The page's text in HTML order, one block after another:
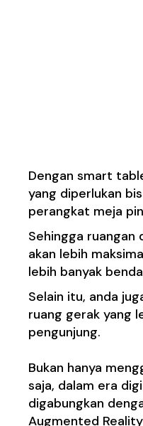
Dengan smart
yang diperlukan
perangkat meja
Sehingga ruangan
akan lebih
lebih banyak
Selain itu, anda
ruang gerak yang
pengunjung.
Bukan hanya
saja, dalam era
digabungkan
Augmented